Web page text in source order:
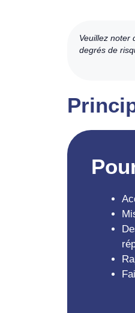
Veuillez noter
degrés de